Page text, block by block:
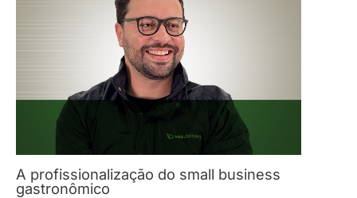
A profissionalização do small business
gastronômico